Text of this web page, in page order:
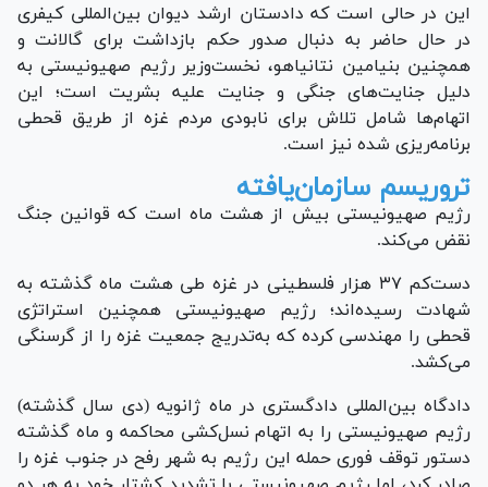
این در حالی است که دادستان ارشد دیوان بین‌المللی کیفری
در حال حاضر به دنبال صدور حکم بازداشت برای گالانت و
همچنین بنیامین نتانیاهو، نخست‌وزیر رژیم صهیونیستی به
دلیل جنایت‌های جنگی و جنایت علیه بشریت است؛ این
اتهام‌ها شامل تلاش برای نابودی مردم غزه از طریق قحطی
برنامه‌ریزی شده نیز است.
تروریسم سازمان‌یافته
رژیم صهیونیستی بیش از هشت ماه است که قوانین جنگ
نقض می‌کند.
دست‌کم ۳۷ هزار فلسطینی در غزه طی هشت ماه گذشته به
شهادت رسیده‌اند؛ رژیم صهیونیستی همچنین استراتژی
قحطی را مهندسی کرده که به‌تدریج جمعیت غزه را از گرسنگی
می‌کشد.
دادگاه بین‌المللی دادگستری در ماه ژانویه (دی سال گذشته)
رژیم صهیونیستی را به اتهام نسل‌کشی محاکمه و ماه گذشته
دستور توقف فوری حمله این رژیم به شهر رفح در جنوب غزه را